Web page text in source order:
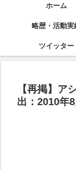
ホーム
略歴・活動実
ツイッター
【再掲】ア
出：2010年8